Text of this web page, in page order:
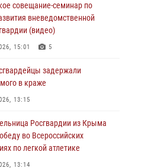
совещание-семинар по
вневедомственной
(видео)
15:01 5
задержали
в краже
13:15
Росгвардии из Крыма
во Всероссийских
по легкой атлетике
13:14